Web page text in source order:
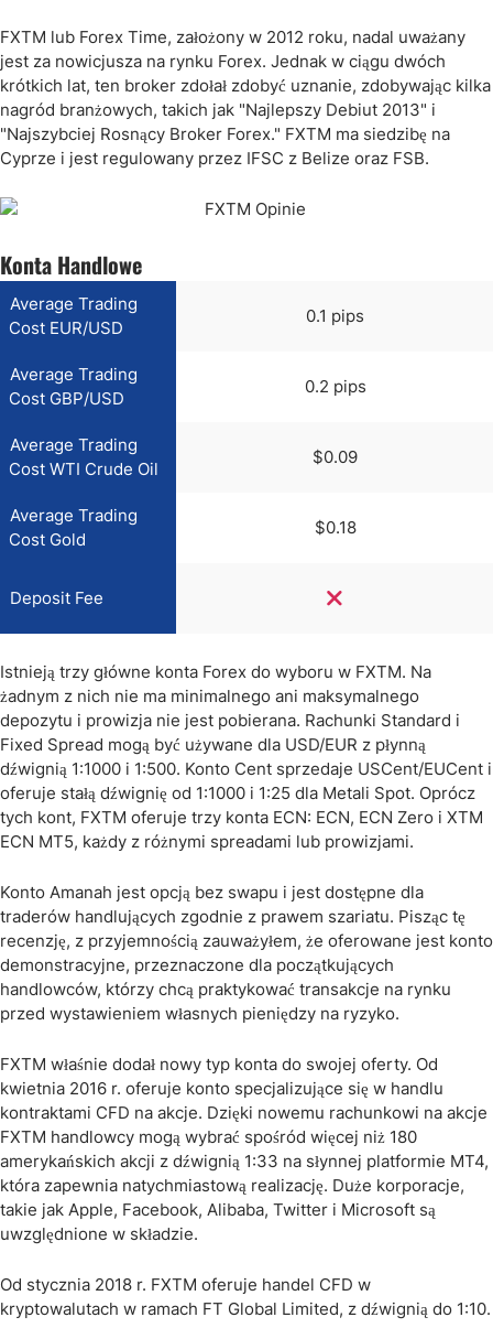
FXTM lub Forex Time, założony w 2012 roku, nadal uważany
jest za nowicjusza na rynku Forex. Jednak w ciągu dwóch
krótkich lat, ten broker zdołał zdobyć uznanie, zdobywając kilka
nagród branżowych, takich jak "Najlepszy Debiut 2013" i
"Najszybciej Rosnący Broker Forex." FXTM ma siedzibę na
Cyprze i jest regulowany przez IFSC z Belize oraz FSB.
Konta Handlowe
Average Trading
Cost EUR/USD
0.1 pips
Average Trading
Cost GBP/USD
0.2 pips
Average Trading
Cost WTI Crude Oil
$0.09
Average Trading
Cost Gold
$0.18
Deposit Fee
Istnieją trzy główne konta Forex do wyboru w FXTM. Na
żadnym z nich nie ma minimalnego ani maksymalnego
depozytu i prowizja nie jest pobierana. Rachunki Standard i
Fixed Spread mogą być używane dla USD/EUR z płynną
dźwignią 1:1000 i 1:500. Konto Cent sprzedaje USCent/EUCent i
oferuje stałą dźwignię od 1:1000 i 1:25 dla Metali Spot. Oprócz
tych kont, FXTM oferuje trzy konta ECN: ECN, ECN Zero i XTM
ECN MT5, każdy z różnymi spreadami lub prowizjami.
Konto Amanah jest opcją bez swapu i jest dostępne dla
traderów handlujących zgodnie z prawem szariatu. Pisząc tę ​​
recenzję, z przyjemnością zauważyłem, że oferowane jest konto
demonstracyjne, przeznaczone dla początkujących
handlowców, którzy chcą praktykować transakcje na rynku
przed wystawieniem własnych pieniędzy na ryzyko.
FXTM właśnie dodał nowy typ konta do swojej oferty. Od
kwietnia 2016 r. oferuje konto specjalizujące się w handlu
kontraktami CFD na akcje. Dzięki nowemu rachunkowi na akcje
FXTM handlowcy mogą wybrać spośród więcej niż 180
amerykańskich akcji z dźwignią 1:33 na słynnej platformie MT4,
która zapewnia natychmiastową realizację. Duże korporacje,
takie jak Apple, Facebook, Alibaba, Twitter i Microsoft są
uwzględnione w składzie.
Od stycznia 2018 r. FXTM oferuje handel CFD w
kryptowalutach w ramach FT Global Limited, z dźwignią do 1:10.